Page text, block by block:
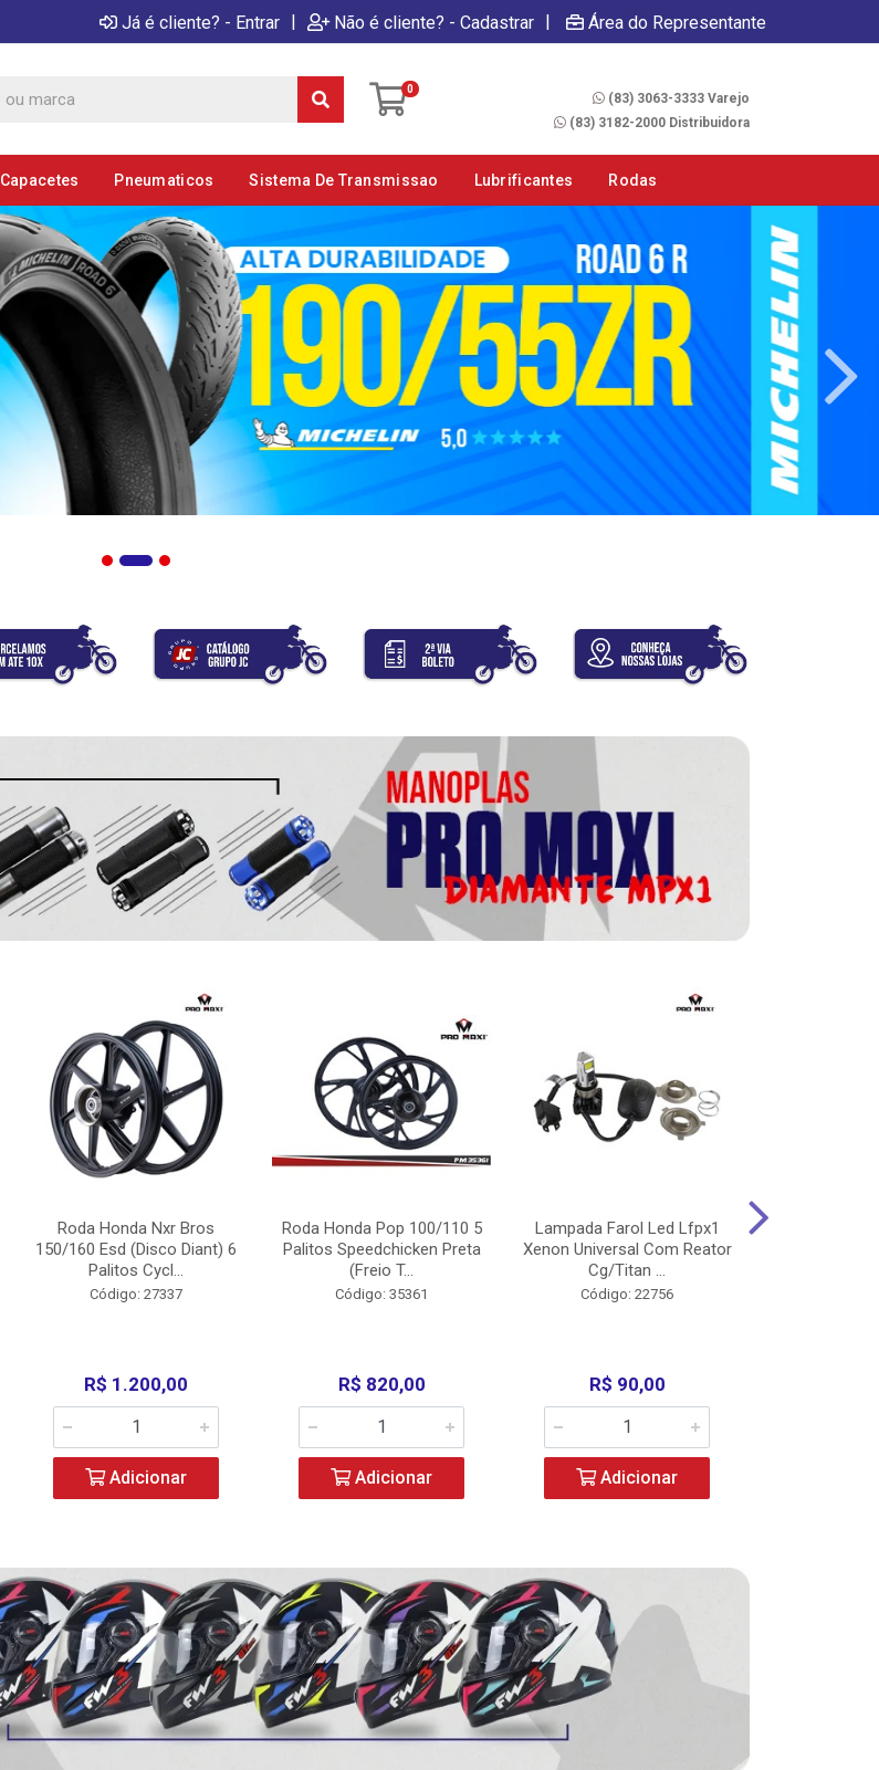
Já é cliente? - Entrar | Não é cliente? - Cadastrar | Área do Representante
0
(83) 3063-3333 Varejo
(83) 3182-2000 Distribuidora
Capacetes Pneumaticos Sistema De Transmissao Lubrificantes Rodas
Roda Honda Nxr Bros
150/160 Esd (Disco Diant) 6
Palitos Cycl...
Código: 27337
R$ 1.200,00
Adicionar
Roda Honda Pop 100/110 5
Palitos Speedchicken Preta
(Freio T...
Código: 35361
R$ 820,00
Adicionar
Lampada Farol Led Lfpx1
Xenon Universal Com Reator
Cg/Titan ...
Código: 22756
R$ 90,00
Adicionar